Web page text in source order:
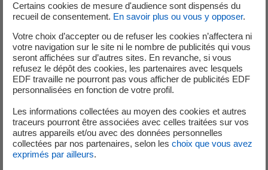
Publié le 03.07.2025
Décision de l’Autorité de sûreté nucléaire et de
radioprotection (ASNR) relative au 4ème r...
Télécharger le fichier PDF - 166,93 Ko
Nucléaire
Publié le 03.07.2025
Certains cookies de mesure d'audience sont dispensés du
recueil de consentement. En savoir plus ou vous y opposer.
Votre choix d’accepter ou de refuser les cookies n’affectera ni
votre navigation sur le site ni le nombre de publicités qui vous
seront affichées sur d’autres sites. En revanche, si vous
refusez le dépôt des cookies, les partenaires avec lesquels
EDF travaille ne pourront pas vous afficher de publicités EDF
personnalisées en fonction de votre profil.
Les informations collectées au moyen des cookies et autres
traceurs pourront être associées avec celles traitées sur vos
autres appareils et/ou avec des données personnelles
collectées par nos partenaires, selon les choix que vous avez
exprimés par ailleurs.